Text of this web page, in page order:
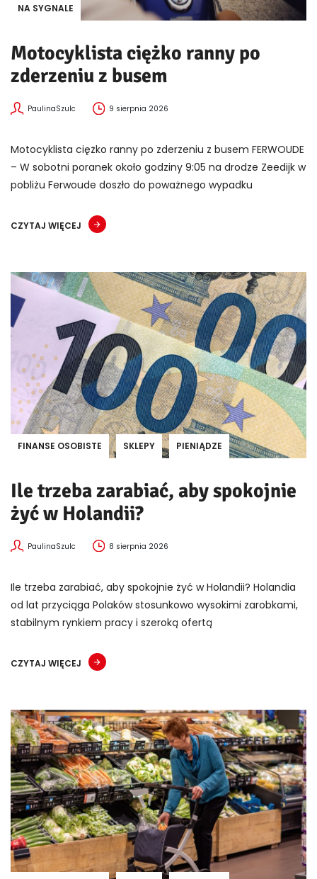
NA SYGNALE
Motocyklista ciężko ranny po
zderzeniu z busem
PaulinaSzulc 9 sierpnia 2026
Motocyklista ciężko ranny po zderzeniu z busem FERWOUDE
– W sobotni poranek około godziny 9:05 na drodze Zeedijk w
pobliżu Ferwoude doszło do poważnego wypadku
CZYTAJ WIĘCEJ
FINANSE OSOBISTE SKLEPY PIENIĄDZE
Ile trzeba zarabiać, aby spokojnie
żyć w Holandii?
PaulinaSzulc 8 sierpnia 2026
Ile trzeba zarabiać, aby spokojnie żyć w Holandii? Holandia
od lat przyciąga Polaków stosunkowo wysokimi zarobkami,
stabilnym rynkiem pracy i szeroką ofertą
CZYTAJ WIĘCEJ